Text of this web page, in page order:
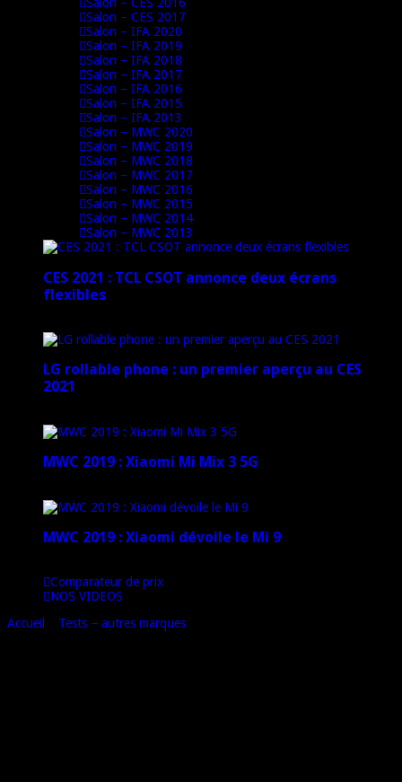
Salon – CES 2016
Salon – CES 2017
Salon – IFA 2020
Salon – IFA 2019
Salon – IFA 2018
Salon – IFA 2017
Salon – IFA 2016
Salon – IFA 2015
Salon – IFA 2013
Salon – MWC 2020
Salon – MWC 2019
Salon – MWC 2018
Salon – MWC 2017
Salon – MWC 2016
Salon – MWC 2015
Salon – MWC 2014
Salon – MWC 2013
CES 2021 : TCL CSOT annonce deux écrans
flexibles
LG rollable phone : un premier aperçu au CES
2021
MWC 2019 : Xiaomi Mi Mix 3 5G
MWC 2019 : Xiaomi dévoile le Mi 9
Comparateur de prix
NOS VIDEOS
Accueil
Tests – autres marques